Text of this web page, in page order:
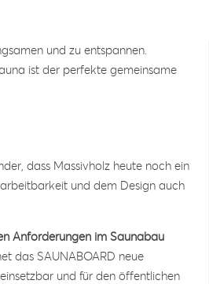
und zu entspannen.
ist der perfekte gemeinsame
dass Massivholz heute noch ein
und dem Design auch
Anforderungen im Saunabau
das SAUNABOARD neue
und für den öffentlichen